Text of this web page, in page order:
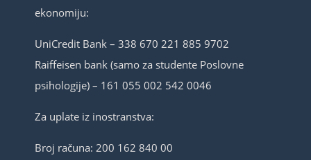
ekonomiju:
UniCredit Bank – 338 670 221 885 9702
Raiffeisen bank (samo za studente Poslovne
psihologije) – 161 055 002 542 0046
Za uplate iz inostranstva:
Broj računa: 200 162 840 00